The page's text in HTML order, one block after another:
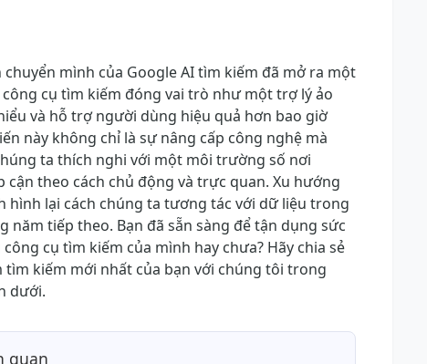
mình của Google AI tìm kiếm đã mở ra một
cụ tìm kiếm đóng vai trò như một trợ lý ảo
và hỗ trợ người dùng hiệu quả hơn bao giờ
này không chỉ là sự nâng cấp công nghệ mà
ta thích nghi với một môi trường số nơi
theo cách chủ động và trực quan. Xu hướng
hình lại cách chúng ta tương tác với dữ liệu trong
năm tiếp theo. Bạn đã sẵn sàng để tận dụng sức
cụ tìm kiếm của mình hay chưa? Hãy chia sẻ
kiếm mới nhất của bạn với chúng tôi trong
dưới.
quan